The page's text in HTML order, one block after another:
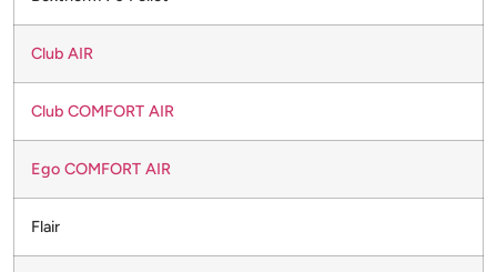
Club AIR
Club COMFORT AIR
Ego COMFORT AIR
Flair